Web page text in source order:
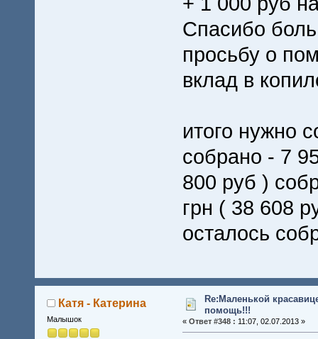
Спасибо
просьбу о
вклад в
итого нужно
собрано - 7
800 руб )
грн ( 38 608
осталось
Катя - Катерина
Малышок
Re:Маленькой
помощь!!!
« Ответ #348 : 11:07, 02.07.2013 »